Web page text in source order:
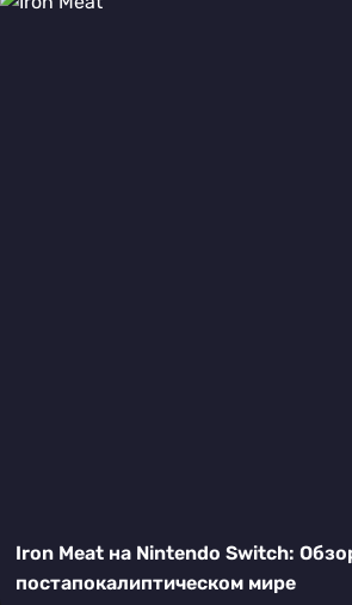
Iron Meat на Nintendo Switch:
постапокалиптическом мире